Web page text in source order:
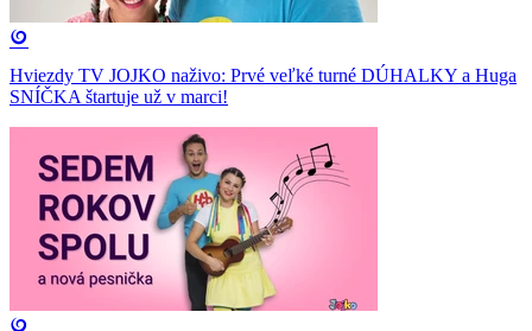
Hviezdy TV JOJKO naživo: Prvé veľké turné DÚHALKY a Huga
SNÍČKA štartuje už v marci!